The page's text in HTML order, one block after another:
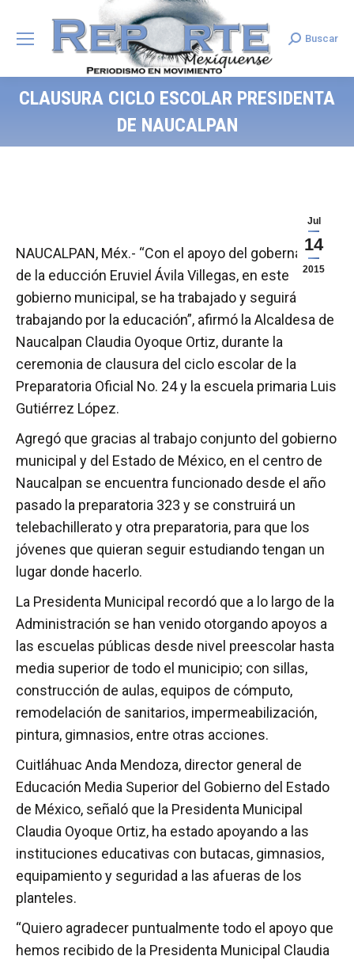
Search:
Buscar
CLAUSURA CICLO ESCOLAR PRESIDENTA
DE NAUCALPAN
Jul
14
2015
NAUCALPAN, Méx.- “Con el apoyo del gobernador
de la educción Eruviel Ávila Villegas, en este
gobierno municipal, se ha trabajado y seguirá
trabajando por la educación”, afirmó la Alcaldesa de
Naucalpan Claudia Oyoque Ortiz, durante la
ceremonia de clausura del ciclo escolar de la
Preparatoria Oficial No. 24 y la escuela primaria Luis
Gutiérrez López.
Agregó que gracias al trabajo conjunto del gobierno
municipal y del Estado de México, en el centro de
Naucalpan se encuentra funcionado desde el año
pasado la preparatoria 323 y se construirá un
telebachillerato y otra preparatoria, para que los
jóvenes que quieran seguir estudiando tengan un
lugar donde hacerlo.
La Presidenta Municipal recordó que a lo largo de la
Administración se han venido otorgando apoyos a
las escuelas públicas desde nivel preescolar hasta
media superior de todo el municipio; con sillas,
construcción de aulas, equipos de cómputo,
remodelación de sanitarios, impermeabilización,
pintura, gimnasios, entre otras acciones.
Cuitláhuac Anda Mendoza, director general de
Educación Media Superior del Gobierno del Estado
de México, señaló que la Presidenta Municipal
Claudia Oyoque Ortiz, ha estado apoyando a las
instituciones educativas con butacas, gimnasios,
equipamiento y seguridad a las afueras de los
planteles.
“Quiero agradecer puntualmente todo el apoyo que
hemos recibido de la Presidenta Municipal Claudia